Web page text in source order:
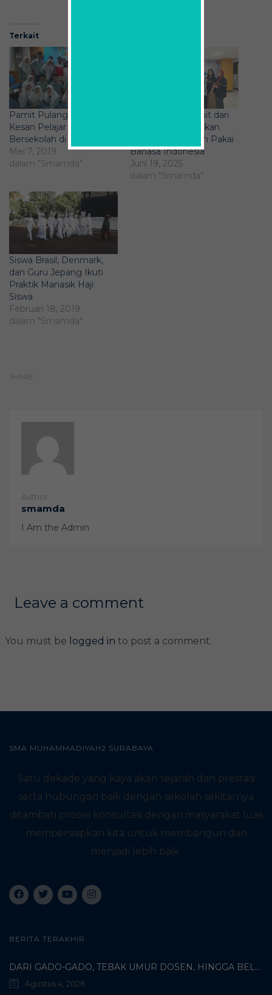
Terkait
Pamit Pulang, Beginilah
Kesan Pelajar Asing
Bersekolah di Smamda
Mei 7, 2019
dalam "Smamda"
Siswa Belgia Pamit dari
Smamda, Sampaikan
Kesan Menyentuh Pakai
Bahasa Indonesia
Juni 19, 2025
dalam "Smamda"
Siswa Brasil, Denmark,
dan Guru Jepang Ikuti
Praktik Manasik Haji
Siswa
Februari 18, 2019
dalam "Smamda"
SHARE
Author:
smamda
I Am the Admin
Leave a comment
You must be logged in to post a comment.
SMA MUHAMMADIYAH2 SURABAYA
Satu dekade yang kaya akan sejarah dan prestasi
serta hubungan baik dengan sekolah sekitarnya
ditambah proses konsultasi dengan masyarakat luas
mempersiapkan kita untuk membangun dan
menjadi lebih baik.
BERITA TERAKHIR
DARI GADO-GADO, TEBAK UMUR DOSEN, HINGGA BELI PECI MUHAMMADIYAH: TERUNGKAPNYA KISAH UNIK 3 MAHASISWA TURKI DI SMAMDA!
Agustus 4, 2026